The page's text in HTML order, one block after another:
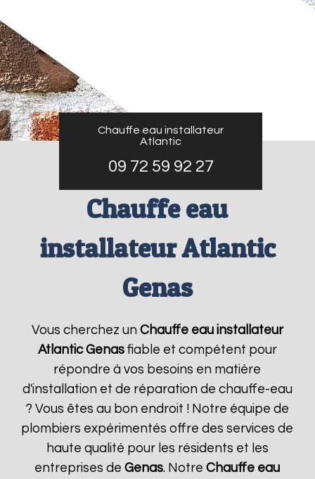
Chauffe eau installateur
Atlantic
09 72 59 92 27
Chauffe eau
installateur Atlantic
Genas
Vous cherchez un Chauffe eau installateur
Atlantic Genasfiable et compétent pour
répondre à vos besoins en matière
d'installation et de réparation de chauffe-eau
? Vous êtes au bon endroit ! Notre équipe de
plombiers expérimentés offre des services de
haute qualité pour les résidents et les
entreprises deGenas. NotreChauffe eau